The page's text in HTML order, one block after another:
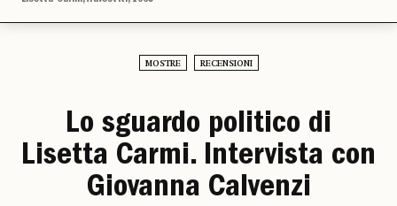
MOSTRE RECENSIONI
Lo sguardo politico di
Lisetta Carmi. Intervista con
Giovanna Calvenzi